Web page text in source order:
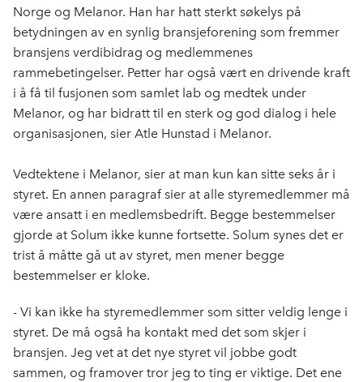
Norge og Melanor. Han har hatt sterkt søkelys på
betydningen av en synlig bransjeforening som fremmer
bransjens verdibidrag og medlemmenes
rammebetingelser. Petter har også vært en drivende kraft
i å få til fusjonen som samlet lab og medtek under
Melanor, og har bidratt til en sterk og god dialog i hele
organisasjonen, sier Atle Hunstad i Melanor.
Vedtektene i Melanor, sier at man kun kan sitte seks år i
styret. En annen paragraf sier at alle styremedlemmer må
være ansatt i en medlemsbedrift. Begge bestemmelser
gjorde at Solum ikke kunne fortsette. Solum synes det er
trist å måtte gå ut av styret, men mener begge
bestemmelser er kloke.
- Vi kan ikke ha styremedlemmer som sitter veldig lenge i
styret. De må også ha kontakt med det som skjer i
bransjen. Jeg vet at det nye styret vil jobbe godt
sammen, og framover tror jeg to ting er viktige. Det ene